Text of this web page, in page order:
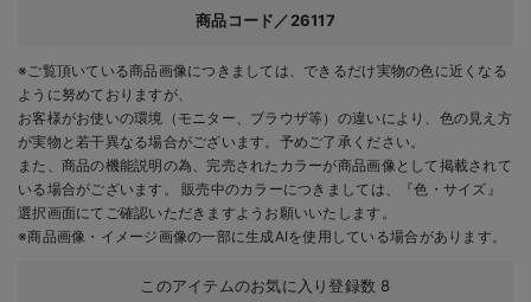
商品コード／26117
※ご覧頂いている商品画像につきましては、できるだけ実物の色に近くなる
ように努めておりますが、
お客様がお使いの環境（モニター、ブラウザ等）の違いにより、色の見え方
が実物と若干異なる場合がございます。予めご了承ください。
また、商品の機能説明の為、完売されたカラーが商品画像として掲載されて
いる場合がございます。 販売中のカラーにつきましては、『色・サイズ』
選択画面にてご確認いただきますようお願いいたします。
※商品画像・イメージ画像の一部に生成AIを使用している場合があります。
このアイテムのお気に入り登録数 8